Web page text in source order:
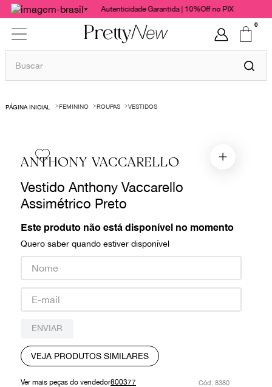
Autenticidade Garantida | 10%Off no PIX
0
Buscar
FEMININO ROUPAS VESTIDOS
ANTHONY VACCARELLO
Vestido Anthony Vaccarello
Assimétrico Preto
Este produto não está disponível no momento
Quero saber quando estiver disponível
ENVIAR
VEJA PRODUTOS SIMILARES
Ver mais peças do vendedor800377 : 8380
1º
bolsas
chanel
gucci
paula raia
burberry
prada
louis vuitton